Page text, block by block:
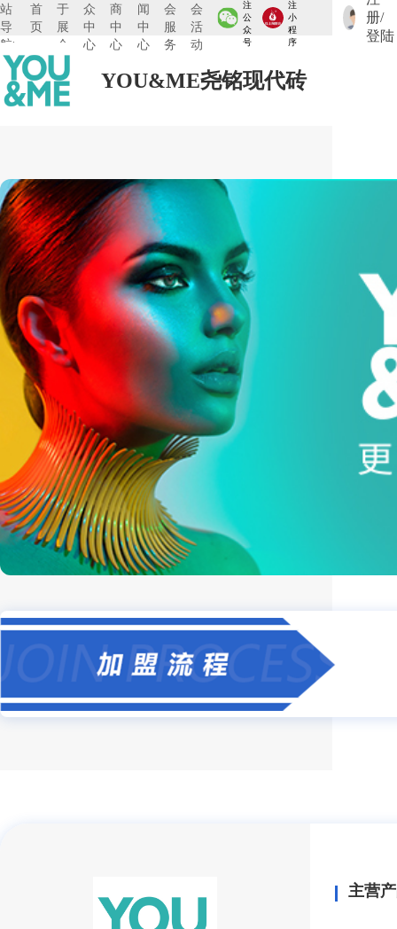
站
导
航:
首
页
于
展
会
众
中
心
商
中
心
闻
中
心
会
服
务
会
活
动
注
公
众
号
注
小
程
序
册/
登陆
YOU&ME尧铭现代砖
主营